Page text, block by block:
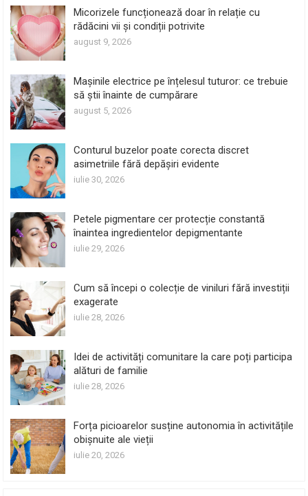
Micorizele funcționează doar în relație cu
rădăcini vii și condiții potrivite
august 9, 2026
Mașinile electrice pe înțelesul tuturor: ce trebuie
să știi înainte de cumpărare
august 5, 2026
Conturul buzelor poate corecta discret
asimetriile fără depășiri evidente
iulie 30, 2026
Petele pigmentare cer protecție constantă
înaintea ingredientelor depigmentante
iulie 29, 2026
Cum să începi o colecție de viniluri fără investiții
exagerate
iulie 28, 2026
Idei de activități comunitare la care poți participa
alături de familie
iulie 28, 2026
Forța picioarelor susține autonomia în activitățile
obișnuite ale vieții
iulie 20, 2026